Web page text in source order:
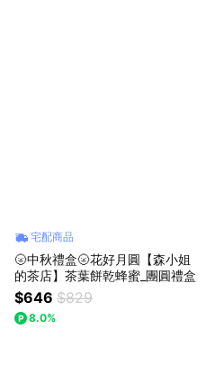
宅配商品
🌝中秋禮盒🌝花好月圓【森小姐
的茶店】茶葉餅乾蜂蜜_團圓禮盒
$646 $829
8.0%